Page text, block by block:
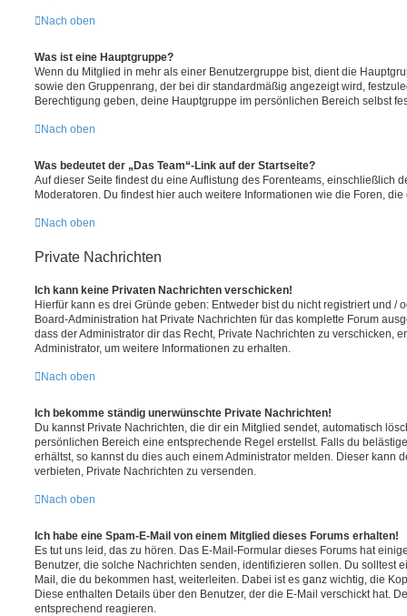
Nach oben
Was ist eine Hauptgruppe?
Wenn du Mitglied in mehr als einer Benutzergruppe bist, dient die
sowie den Gruppenrang, der bei dir standardmäßig angezeigt wird,
Berechtigung geben, deine Hauptgruppe im persönlichen Bereich selbst
Nach oben
Was bedeutet der „Das Team“-Link auf der Startseite?
Auf dieser Seite findest du eine Auflistung des Forenteams, einschließlich
Moderatoren. Du findest hier auch weitere Informationen wie die Foren,
Nach oben
Private Nachrichten
Ich kann keine Privaten Nachrichten verschicken!
Hierfür kann es drei Gründe geben: Entweder bist du nicht registriert und /
Board-Administration hat Private Nachrichten für das komplette Forum
dass der Administrator dir das Recht, Private Nachrichten zu verschicken,
Administrator, um weitere Informationen zu erhalten.
Nach oben
Ich bekomme ständig unerwünschte Private Nachrichten!
Du kannst Private Nachrichten, die dir ein Mitglied sendet, automatisch
persönlichen Bereich eine entsprechende Regel erstellst. Falls du
erhältst, so kannst du dies auch einem Administrator melden. Dieser kann
verbieten, Private Nachrichten zu versenden.
Nach oben
Ich habe eine Spam-E-Mail von einem Mitglied dieses Forums erhalten!
Es tut uns leid, das zu hören. Das E-Mail-Formular dieses Forums hat
Benutzer, die solche Nachrichten senden, identifizieren sollen. Du solltest
Mail, die du bekommen hast, weiterleiten. Dabei ist es ganz wichtig, die
Diese enthalten Details über den Benutzer, der die E-Mail verschickt hat.
entsprechend reagieren.